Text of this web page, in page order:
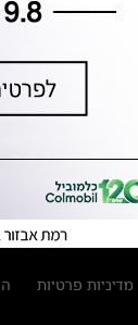
מדיניות פרטיות